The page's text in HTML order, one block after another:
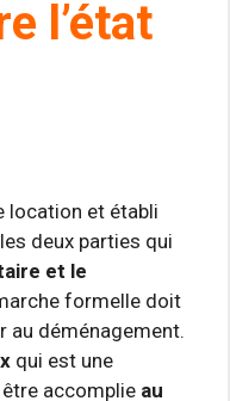
l’état
location et établi
deux parties qui
et le
formelle doit
au déménagement.
qui est une
accomplie au